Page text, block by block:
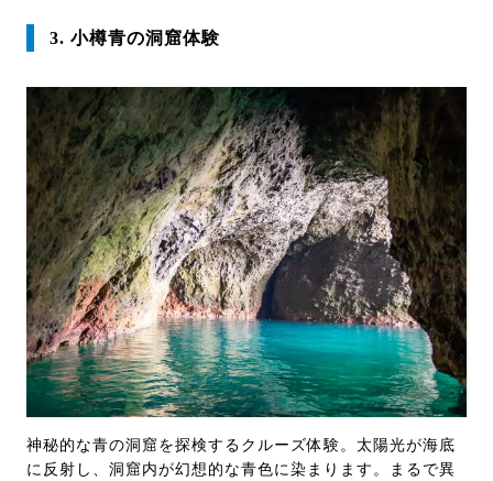
3. 小樽青の洞窟体験
神秘的な青の洞窟を探検するクルーズ体験。太陽光が海底
に反射し、洞窟内が幻想的な青色に染まります。まるで異